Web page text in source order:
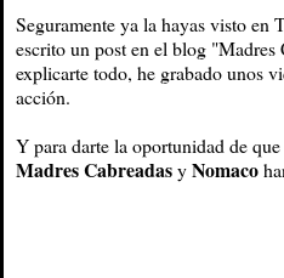
Seguramente ya la hayas visto en
escrito un post en el blog "Madres
explicarte todo, he grabado unos
acción.
Y para darte la oportunidad de
Madres CabreadasyNomaco